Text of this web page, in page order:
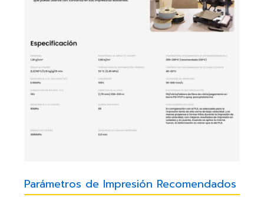
Parámetros de Impresión Recomendados